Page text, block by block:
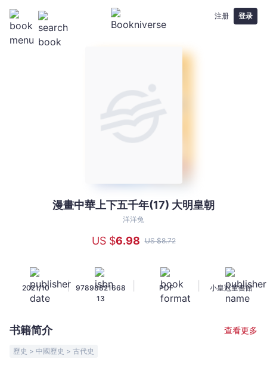
注册 登录
(17)
大
漫畫中華上下五千年(17) 大明皇朝
洋洋兔
US $6.98 US $8.72
2021/10 |
97898821668
13
PDF 小皇冠童書館
书籍简介 查看更多
歷史 > 中國歷史 > 古代史